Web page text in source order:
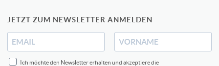
JETZT ZUM NEWSLETTER ANMELDEN
Ich möchte den Newsletter erhalten und akzeptiere die